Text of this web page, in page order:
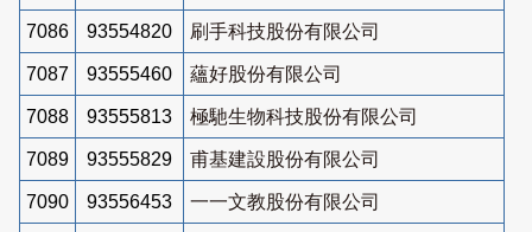
7086 93554820 刷手科技股份有限公司
7087 93555460 蘊好股份有限公司
7088 93555813 極馳生物科技股份有限公司
7089 93555829 甫基建設股份有限公司
7090 93556453 一一文教股份有限公司